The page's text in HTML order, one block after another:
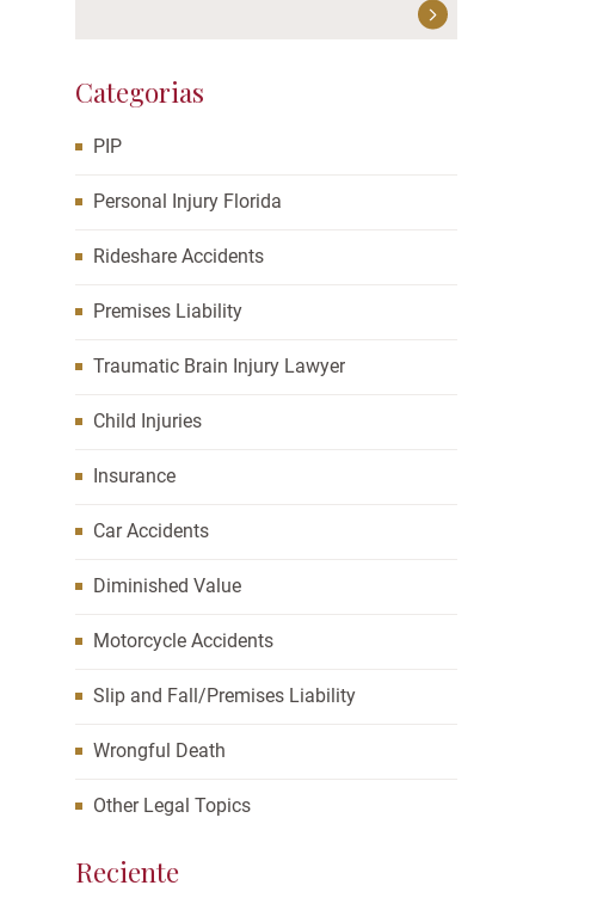
Categorias
PIP
Personal Injury Florida
Rideshare Accidents
Premises Liability
Traumatic Brain Injury Lawyer
Child Injuries
Insurance
Car Accidents
Diminished Value
Motorcycle Accidents
Slip and Fall/Premises Liability
Wrongful Death
Other Legal Topics
Reciente